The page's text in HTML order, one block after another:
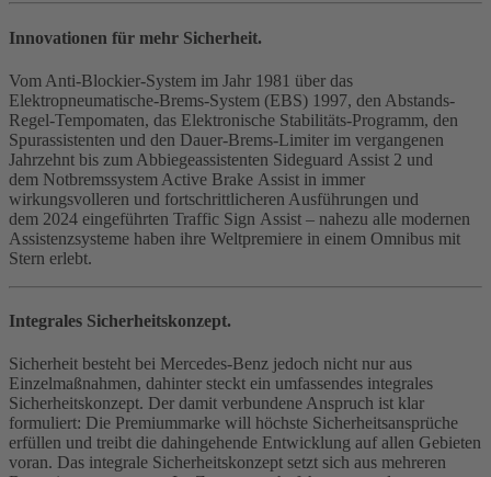
Innovationen für mehr Sicherheit.
Vom Anti-Blockier‑System im Jahr 1981 über das
Elektropneumatische-Brems-System (EBS) 1997, den Abstands-
Regel-Tempomaten, das Elektronische Stabilitäts-Programm, den
Spurassistenten und den Dauer-Brems-Limiter im vergangenen
Jahrzehnt bis zum Abbiegeassistenten Sideguard Assist 2 und
dem Notbremssystem Active Brake Assist in immer
wirkungsvolleren und fortschrittlicheren Ausführungen und
dem 2024 eingeführten Traffic Sign Assist – nahezu alle modernen
Assistenzsysteme haben ihre Weltpremiere in einem Omnibus mit
Stern erlebt.
Integrales Sicherheitskonzept.
Sicherheit besteht bei Mercedes‑Benz jedoch nicht nur aus
Einzelmaßnahmen, dahinter steckt ein umfassendes integrales
Sicherheitskonzept. Der damit verbundene Anspruch ist klar
formuliert: Die Premiummarke will höchste Sicherheitsansprüche
erfüllen und treibt die dahingehende Entwicklung auf allen Gebieten
voran. Das integrale Sicherheitskonzept setzt sich aus mehreren